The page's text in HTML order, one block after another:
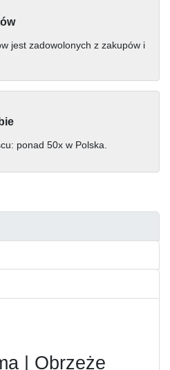
jest zadowolonych z zakupów i
ponad 50x w Polska.
| Obrzeże